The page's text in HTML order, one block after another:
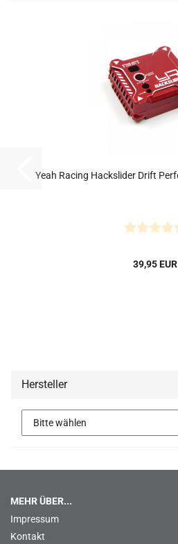
Yeah Racing Hackslider Drift
39,95 EUR
Hersteller
MEHR ÜBER...
Impressum
Kontakt